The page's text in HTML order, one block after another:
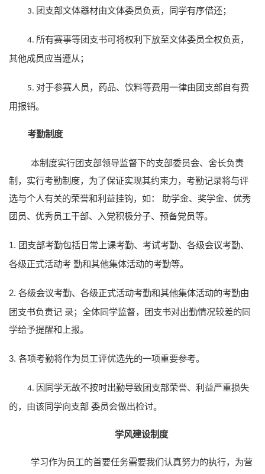
3. 团支部文体器材由文体委员负责，同学有序借还；
4. 所有赛事等团支书可将权利下放至文体委员全权负责，
其他成员应当遵从；
5. 对于参赛人员，药品、饮料等费用一律由团支部自有费
用报销。
考勤制度
本制度实行团支部领导监督下的支部委员会、舍长负责
制，实行考勤制度，为了保证实现其约束力，考勤记录将与评
选与个人有关的荣誉和利益挂钩，如：
助学金、奖学金、优秀
团员、优秀员工干部、入党积极分子、预备党员等。
1. 团支部考勤包括日常上课考勤、考试考勤、各级会议考勤、
各级正式活动考 勤和其他集体活动的考勤等。
2. 各级会议考勤、各级正式活动考勤和其他集体活动的考勤由
团支书负责记 录；全体同学监督，团支书对出勤情况较差的同
学给予提醒和上报。
3. 各项考勤将作为员工评优选先的一项重要参考。
4. 因同学无故不按时出勤导致团支部荣誉、利益严重损失
的，由该同学向支部 委员会做出检讨。
学风建设制度
学习作为员工的首要任务需要我们认真努力的执行，为营